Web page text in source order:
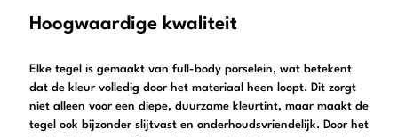
Hoogwaardige kwaliteit
Elke tegel is gemaakt van full-body porselein, wat betekent
dat de kleur volledig door het materiaal heen loopt. Dit zorgt
niet alleen voor een diepe, duurzame kleurtint, maar maakt de
tegel ook bijzonder slijtvast en onderhoudsvriendelijk. Door het